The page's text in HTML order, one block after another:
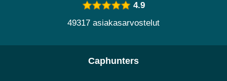
4.9
49317 asiakasarvostelut
Caphunters